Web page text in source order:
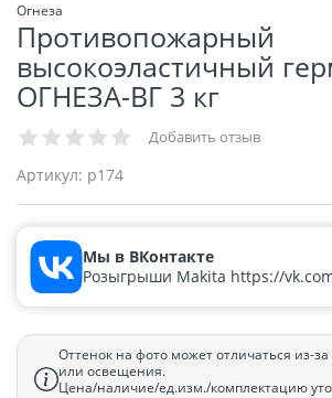
Огнеза
Противопожарный
высокоэластичный
ОГНЕЗА-ВГ 3 кг
Добавить отзыв
Артикул: p174
Мы в ВКонтакте
Розыгрыши Makita https://
Оттенок на фото может отличаться из-за
или освещения.
Цена/наличие/ед.изм./комплектацию